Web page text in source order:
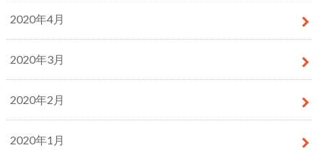
2020年4月
2020年3月
2020年2月
2020年1月